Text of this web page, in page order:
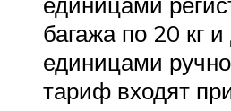
багажа по 20 кг
единицами
тариф входят